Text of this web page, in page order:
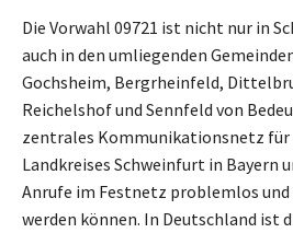
Die Vorwahl 09721 ist nicht nur in
auch in den umliegenden
Gochsheim, Bergrheinfeld,
Reichelshof und Sennfeld von
zentrales Kommunikationsnetz für
Landkreises Schweinfurt in Bayern
Anrufe im Festnetz problemlos und
werden können. In Deutschland ist